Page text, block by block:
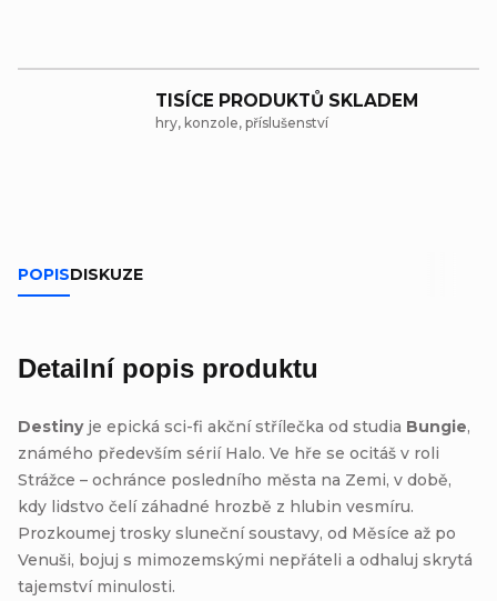
TISÍCE PRODUKTŮ SKLADEM
hry, konzole, příslušenství
POPISDISKUZE
Detailní popis produktu
Destinyje epická sci-fi akční střílečka od studia Bungie,
známého především sérií Halo. Ve hře se ocitáš v roli
Strážce – ochránce posledního města na Zemi, v době,
kdy lidstvo čelí záhadné hrozbě z hlubin vesmíru.
Prozkoumej trosky sluneční soustavy, od Měsíce až po
Venuši, bojuj s mimozemskými nepřáteli a odhaluj skrytá
tajemství minulosti.